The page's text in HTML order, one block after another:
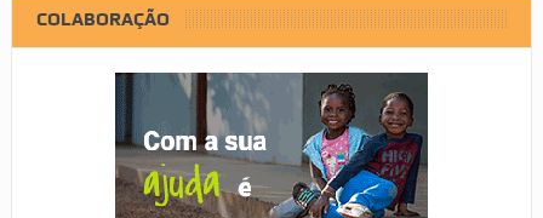
COLABORAÇÃO